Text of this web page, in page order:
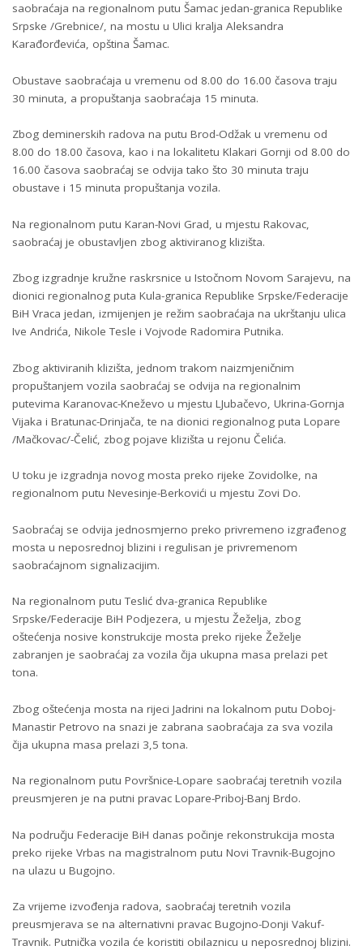
saobraćaja na regionalnom putu Šamac jedan-granica Republike
Srpske /Grebnice/, na mostu u Ulici kralja Aleksandra
Karađorđevića, opština Šamac.
Obustave saobraćaja u vremenu od 8.00 do 16.00 časova traju
30 minuta, a propuštanja saobraćaja 15 minuta.
Zbog deminerskih radova na putu Brod-Odžak u vremenu od
8.00 do 18.00 časova, kao i na lokalitetu Klakari Gornji od 8.00 do
16.00 časova saobraćaj se odvija tako što 30 minuta traju
obustave i 15 minuta propuštanja vozila.
Na regionalnom putu Karan-Novi Grad, u mjestu Rakovac,
saobraćaj je obustavljen zbog aktiviranog klizišta.
Zbog izgradnje kružne raskrsnice u Istočnom Novom Sarajevu, na
dionici regionalnog puta Kula-granica Republike Srpske/Federacije
BiH Vraca jedan, izmijenjen je režim saobraćaja na ukrštanju ulica
Ive Andrića, Nikole Tesle i Vojvode Radomira Putnika.
Zbog aktiviranih klizišta, jednom trakom naizmjeničnim
propuštanjem vozila saobraćaj se odvija na regionalnim
putevima Karanovac-Kneževo u mjestu LJubačevo, Ukrina-Gornja
Vijaka i Bratunac-Drinjača, te na dionici regionalnog puta Lopare
/Mačkovac/-Čelić, zbog pojave klizišta u rejonu Čelića.
U toku je izgradnja novog mosta preko rijeke Zovidolke, na
regionalnom putu Nevesinje-Berkovići u mjestu Zovi Do.
Saobraćaj se odvija jednosmjerno preko privremeno izgrađenog
mosta u neposrednoj blizini i regulisan je privremenom
saobraćajnom signalizacijim.
Na regionalnom putu Teslić dva-granica Republike
Srpske/Federacije BiH Podjezera, u mjestu Žeželja, zbog
oštećenja nosive konstrukcije mosta preko rijeke Žeželje
zabranjen je saobraćaj za vozila čija ukupna masa prelazi pet
tona.
Zbog oštećenja mosta na rijeci Jadrini na lokalnom putu Doboj-
Manastir Petrovo na snazi je zabrana saobraćaja za sva vozila
čija ukupna masa prelazi 3,5 tona.
Na regionalnom putu Površnice-Lopare saobraćaj teretnih vozila
preusmjeren je na putni pravac Lopare-Priboj-Banj Brdo.
Na području Federacije BiH danas počinje rekonstrukcija mosta
preko rijeke Vrbas na magistralnom putu Novi Travnik-Bugojno
na ulazu u Bugojno.
Za vrijeme izvođenja radova, saobraćaj teretnih vozila
preusmjerava se na alternativni pravac Bugojno-Donji Vakuf-
Travnik. Putnička vozila će koristiti obilaznicu u neposrednoj blizini.